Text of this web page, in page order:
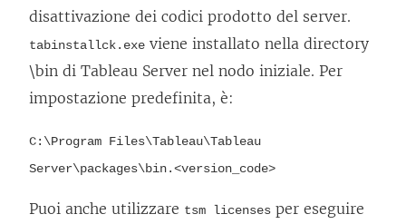
n
t
o
v
e
disattivazione dei codici prodotto del server.
tabinstallck.exe viene installato nella directory
\bin di Tableau Server nel nodo iniziale. Per
impostazione predefinita, è:
C:\Program Files\Tableau\Tableau
Server\packages\bin.<version_code>
Puoi anche utilizzare tsm licenses per eseguire